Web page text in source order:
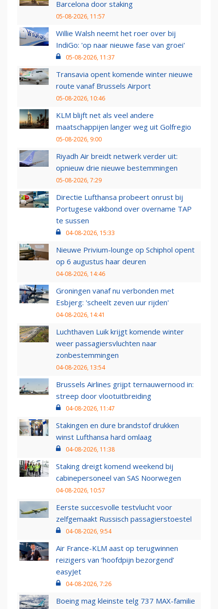
Barcelona door staking
05-08-2026, 11:57
Willie Walsh neemt het roer over bij
IndiGo: 'op naar nieuwe fase van groei'
05-08-2026, 11:37
Transavia opent komende winter nieuwe
route vanaf Brussels Airport
05-08-2026, 10:46
KLM blijft net als veel andere
maatschappijen langer weg uit Golfregio
05-08-2026, 9:00
Riyadh Air breidt netwerk verder uit:
opnieuw drie nieuwe bestemmingen
05-08-2026, 7:29
Directie Lufthansa probeert onrust bij
Portugese vakbond over overname TAP
te sussen
04-08-2026, 15:33
Nieuwe Privium-lounge op Schiphol opent
op 6 augustus haar deuren
04-08-2026, 14:46
Groningen vanaf nu verbonden met
Esbjerg: 'scheelt zeven uur rijden'
04-08-2026, 14:41
Luchthaven Luik krijgt komende winter
weer passagiersvluchten naar
zonbestemmingen
04-08-2026, 13:54
Brussels Airlines grijpt ternauwernood in:
streep door vlootuitbreiding
04-08-2026, 11:47
Stakingen en dure brandstof drukken
winst Lufthansa hard omlaag
04-08-2026, 11:38
Staking dreigt komend weekend bij
cabinepersoneel van SAS Noorwegen
04-08-2026, 10:57
Eerste succesvolle testvlucht voor
zelfgemaakt Russisch passagierstoestel
04-08-2026, 9:54
Air France-KLM aast op terugwinnen
reizigers van ‘hoofdpijn bezorgend’
easyJet
04-08-2026, 7:26
Boeing mag kleinste telg 737 MAX-familie